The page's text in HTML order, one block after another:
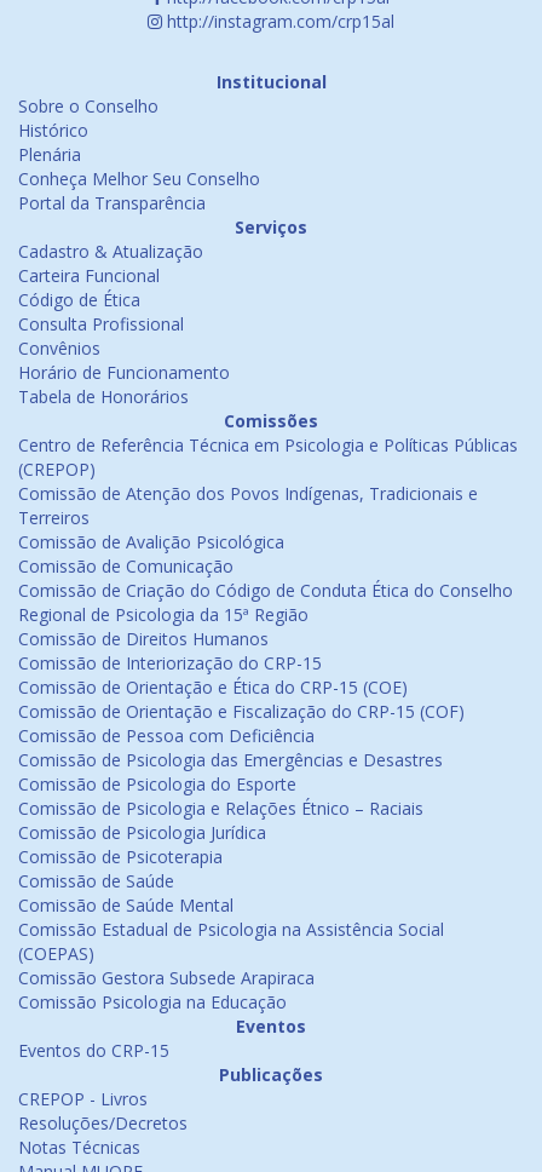
http://instagram.com/crp15al
Institucional
Sobre o Conselho
Histórico
Plenária
Conheça Melhor Seu Conselho
Portal da Transparência
Serviços
Cadastro & Atualização
Carteira Funcional
Código de Ética
Consulta Profissional
Convênios
Horário de Funcionamento
Tabela de Honorários
Comissões
Centro de Referência Técnica em Psicologia e Políticas Públicas
(CREPOP)
Comissão de Atenção dos Povos Indígenas, Tradicionais e
Terreiros
Comissão de Avalição Psicológica
Comissão de Comunicação
Comissão de Criação do Código de Conduta Ética do Conselho
Regional de Psicologia da 15ª Região
Comissão de Direitos Humanos
Comissão de Interiorização do CRP-15
Comissão de Orientação e Ética do CRP-15 (COE)
Comissão de Orientação e Fiscalização do CRP-15 (COF)
Comissão de Pessoa com Deficiência
Comissão de Psicologia das Emergências e Desastres
Comissão de Psicologia do Esporte
Comissão de Psicologia e Relações Étnico – Raciais
Comissão de Psicologia Jurídica
Comissão de Psicoterapia
Comissão de Saúde
Comissão de Saúde Mental
Comissão Estadual de Psicologia na Assistência Social
(COEPAS)
Comissão Gestora Subsede Arapiraca
Comissão Psicologia na Educação
Eventos
Eventos do CRP-15
Publicações
CREPOP - Livros
Resoluções/Decretos
Notas Técnicas